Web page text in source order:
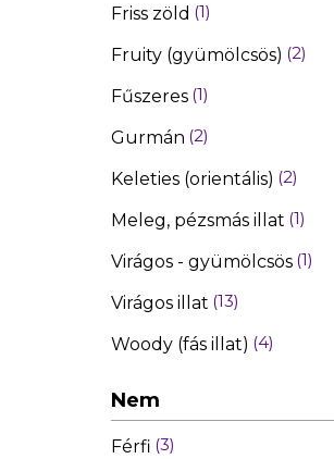
90 ml újratölthető parfüm
testápoló
Friss zöld 1
Fruity (gyümölcsös) 2
Fűszeres 1
Gurmán 2
Keleties (orientális) 2
Meleg, pézsmás illat 1
Virágos - gyümölcsös 1
Virágos illat 13
Woody (fás illat) 4
Nem
Férfi 3